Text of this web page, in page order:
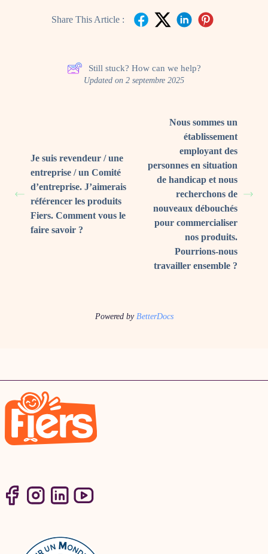
Share This Article :
Still stuck? How can we help?
Updated on 2 septembre 2025
Je suis revendeur / une
entreprise / un Comité
d’entreprise. J’aimerais
référencer les produits
Fiers. Comment vous le
faire savoir ?
Nous sommes un
établissement
employant des
personnes en situation
de handicap et nous
recherchons de
nouveaux débouchés
pour commercialiser
nos produits.
Pourrions-nous
travailler ensemble ?
Powered by BetterDocs